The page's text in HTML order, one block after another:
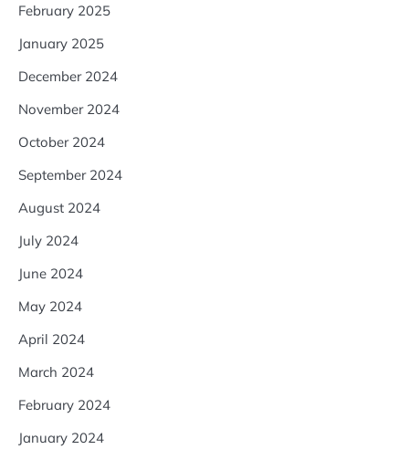
February 2025
January 2025
December 2024
November 2024
October 2024
September 2024
August 2024
July 2024
June 2024
May 2024
April 2024
March 2024
February 2024
January 2024